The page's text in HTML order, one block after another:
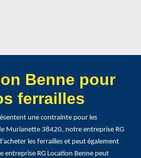
Benne pour
ferrailles
une contrainte pour les
Murianette 38420, notre entreprise RG
les ferrailles et peut également
entreprise RG Location Benne peut